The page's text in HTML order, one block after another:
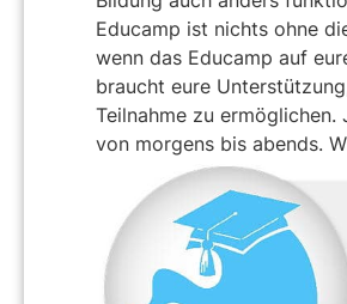
Educamp ist nichts ohne
wenn das Educamp auf
braucht eure
Teilnahme zu
von morgens bis abends.